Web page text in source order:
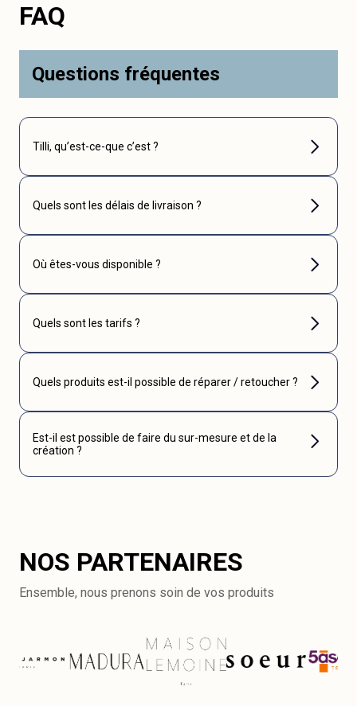
FAQ
Questions fréquentes
Tilli, qu’est-ce-que c’est ?
Quels sont les délais de livraison ?
Où êtes-vous disponible ?
Quels sont les tarifs ?
Quels produits est-il possible de réparer / retoucher ?
Est-il est possible de faire du sur-mesure et de la
création ?
NOS PARTENAIRES
Ensemble, nous prenons soin de vos produits